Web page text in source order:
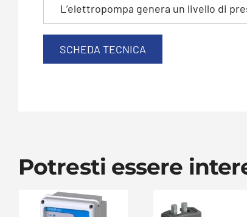
L’elettropompa genera un livello di
SCHEDA TECNICA
Potresti essere